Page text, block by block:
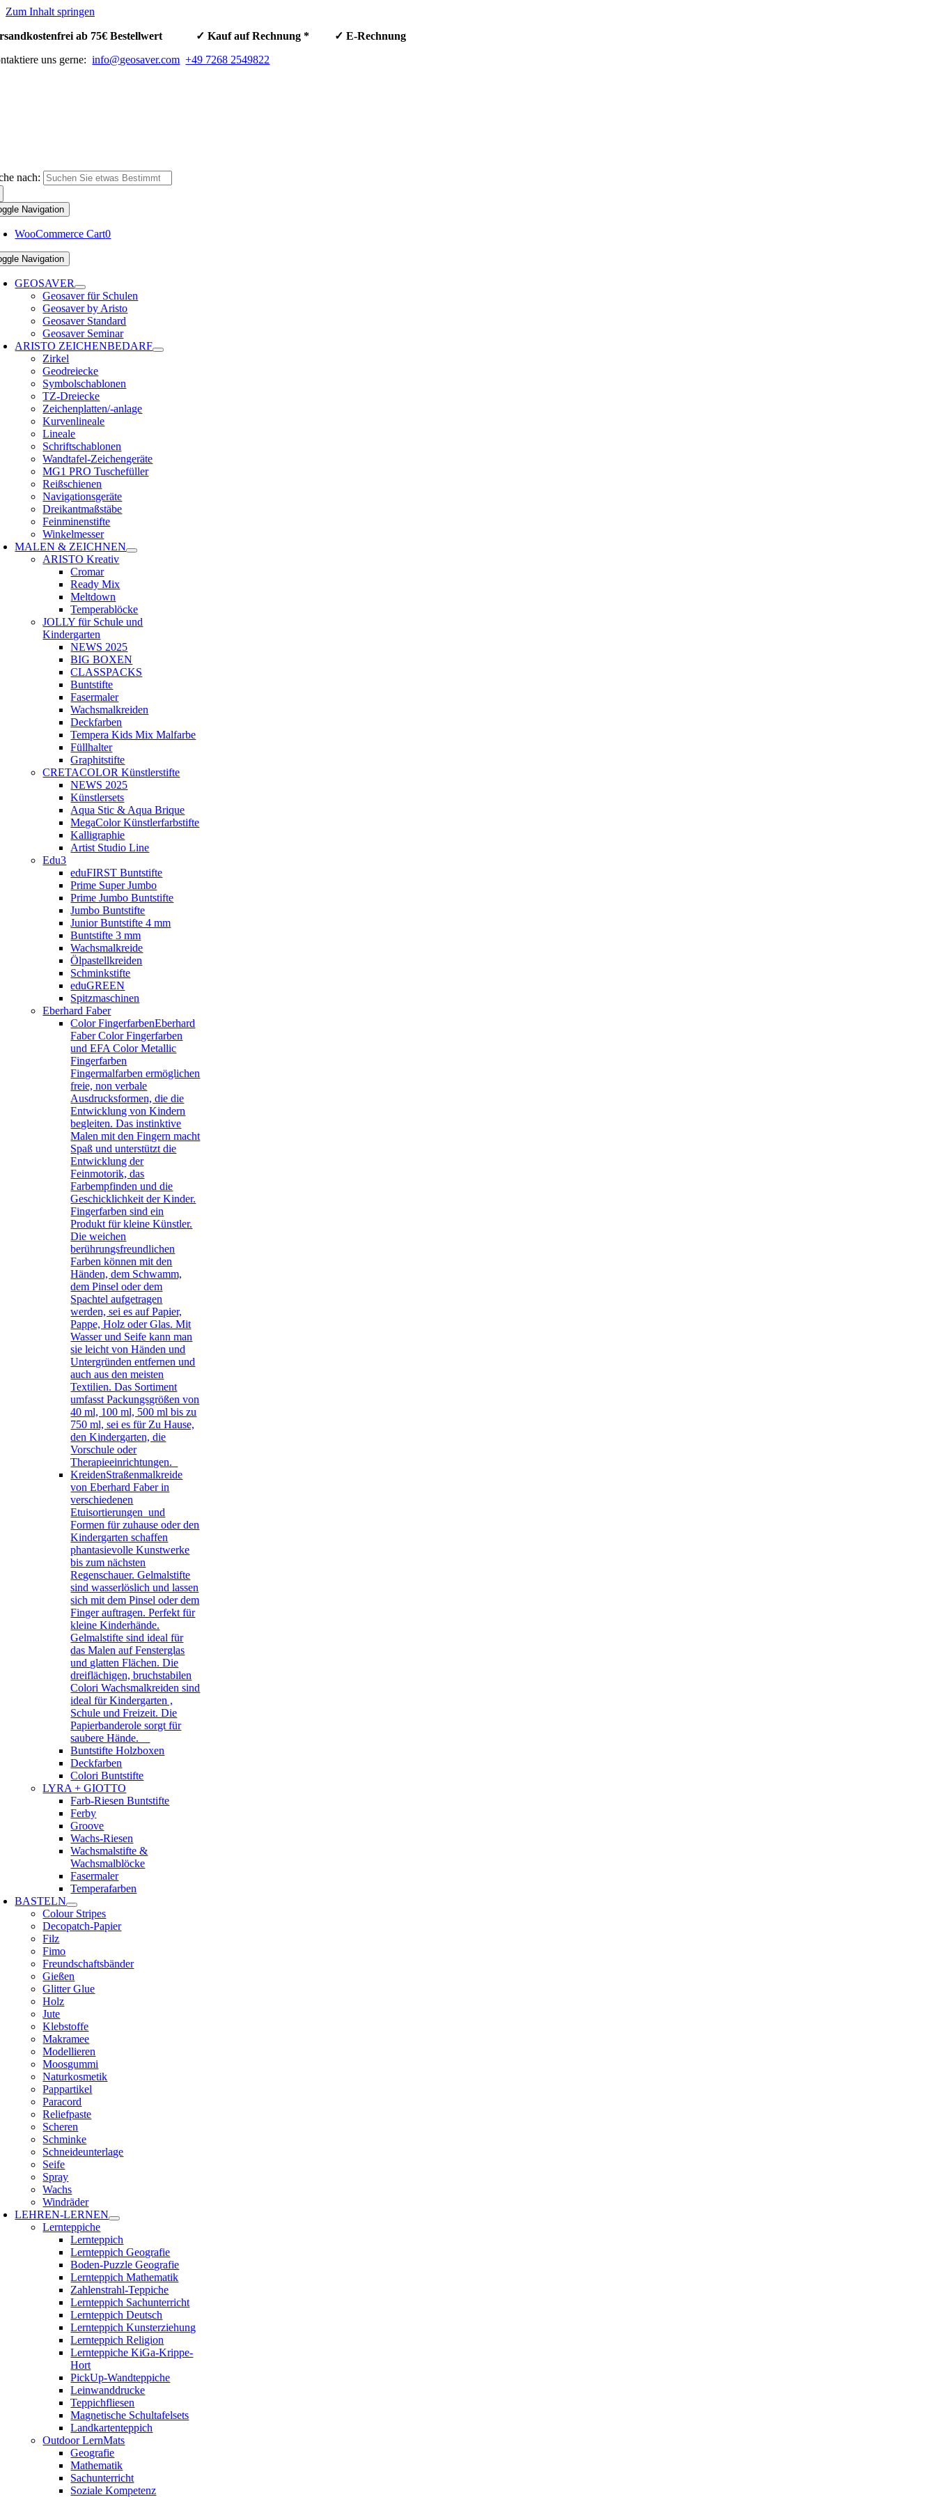
Zum Inhalt springen
ab 75€ Bestellwert ✓ Kauf auf Rechnung * ✓ E-Rechnung
uns gerne: info@geosaver.com +49 7268 2549822
nach:
Navigation
WooCommerce Cart0
Navigation
GEOSAVER
Geosaver für Schulen
Geosaver by Aristo
Geosaver Standard
Geosaver Seminar
ARISTO ZEICHENBEDARF
Zirkel
Geodreiecke
Symbolschablonen
TZ-Dreiecke
Zeichenplatten/-anlage
Kurvenlineale
Lineale
Schriftschablonen
Wandtafel-Zeichengeräte
MG1 PRO Tuschefüller
Reißschienen
Navigationsgeräte
Dreikantmaßstäbe
Feinminenstifte
Winkelmesser
MALEN & ZEICHNEN
ARISTO Kreativ
Cromar
Ready Mix
Meltdown
Temperablöcke
JOLLY für Schule und
Kindergarten
NEWS 2025
BIG BOXEN
CLASSPACKS
Buntstifte
Fasermaler
Wachsmalkreiden
Deckfarben
Tempera Kids Mix Malfarbe
Füllhalter
Graphitstifte
CRETACOLOR Künstlerstifte
NEWS 2025
Künstlersets
Aqua Stic & Aqua Brique
MegaColor Künstlerfarbstifte
Kalligraphie
Artist Studio Line
Edu3
eduFIRST Buntstifte
Prime Super Jumbo
Prime Jumbo Buntstifte
Jumbo Buntstifte
Junior Buntstifte 4 mm
Buntstifte 3 mm
Wachsmalkreide
Ölpastellkreiden
Schminkstifte
eduGREEN
Spitzmaschinen
Eberhard Faber
Color FingerfarbenEberhard
Faber Color Fingerfarben
und EFA Color Metallic
Fingerfarben
Fingermalfarben ermöglichen
freie, non verbale
Ausdrucksformen, die die
Entwicklung von Kindern
begleiten. Das instinktive
Malen mit den Fingern macht
Spaß und unterstützt die
Entwicklung der
Feinmotorik, das
Farbempfinden und die
Geschicklichkeit der Kinder.
Fingerfarben sind ein
Produkt für kleine Künstler.
Die weichen
berührungsfreundlichen
Farben können mit den
Händen, dem Schwamm,
dem Pinsel oder dem
Spachtel aufgetragen
werden, sei es auf Papier,
Pappe, Holz oder Glas. Mit
Wasser und Seife kann man
sie leicht von Händen und
Untergründen entfernen und
auch aus den meisten
Textilien. Das Sortiment
umfasst Packungsgrößen von
40 ml, 100 ml, 500 ml bis zu
750 ml, sei es für Zu Hause,
den Kindergarten, die
Vorschule oder
Therapieeinrichtungen.
KreidenStraßenmalkreide
von Eberhard Faber in
verschiedenen
Etuisortierungen und
Formen für zuhause oder den
Kindergarten schaffen
phantasievolle Kunstwerke
bis zum nächsten
Regenschauer. Gelmalstifte
sind wasserlöslich und lassen
sich mit dem Pinsel oder dem
Finger auftragen. Perfekt für
kleine Kinderhände.
Gelmalstifte sind ideal für
das Malen auf Fensterglas
und glatten Flächen. Die
dreiflächigen, bruchstabilen
Colori Wachsmalkreiden sind
ideal für Kindergarten ,
Schule und Freizeit. Die
Papierbanderole sorgt für
saubere Hände.
Buntstifte Holzboxen
Deckfarben
Colori Buntstifte
LYRA + GIOTTO
Farb-Riesen Buntstifte
Ferby
Groove
Wachs-Riesen
Wachsmalstifte &
Wachsmalblöcke
Fasermaler
Temperafarben
BASTELN
Colour Stripes
Decopatch-Papier
Filz
Fimo
Freundschaftsbänder
Gießen
Glitter Glue
Holz
Jute
Klebstoffe
Makramee
Modellieren
Moosgummi
Naturkosmetik
Pappartikel
Paracord
Reliefpaste
Scheren
Schminke
Schneideunterlage
Seife
Spray
Wachs
Windräder
LEHREN-LERNEN
Lernteppiche
Lernteppich
Lernteppich Geografie
Boden-Puzzle Geografie
Lernteppich Mathematik
Zahlenstrahl-Teppiche
Lernteppich Sachunterricht
Lernteppich Deutsch
Lernteppich Kunsterziehung
Lernteppich Religion
Lernteppiche KiGa-Krippe-
Hort
PickUp-Wandteppiche
Leinwanddrucke
Teppichfliesen
Magnetische Schultafelsets
Landkartenteppich
Outdoor LernMats
Geografie
Mathematik
Sachunterricht
Soziale Kompetenz